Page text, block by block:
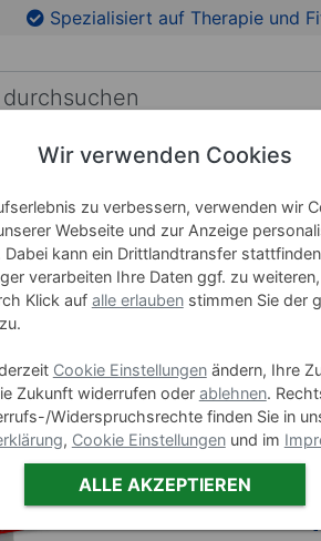
springen
Spezialisiert auf Therapie und
Wir verwenden Cookies
zu verbessern, verwenden wir
Webseite und zur Anzeige
Dabei kann ein Drittlandtransfer
verarbeiten Ihre Daten ggf. zu
Klick auf alle erlaubenstimmen Sie der
Cookie Einstellungenändern, Ihre
Zukunft widerrufen oder ablehnen.
Widerspruchsrechte finden Sie in
, Cookie Einstellungenund im
ALLE AKZEPTIEREN